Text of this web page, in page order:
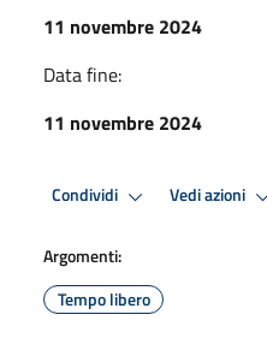
11 novembre 2024
Data fine:
11 novembre 2024
Condividi Vedi azioni
Argomenti:
Tempo libero